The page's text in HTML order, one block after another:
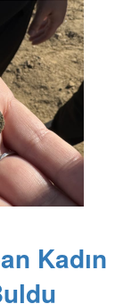
Kadın